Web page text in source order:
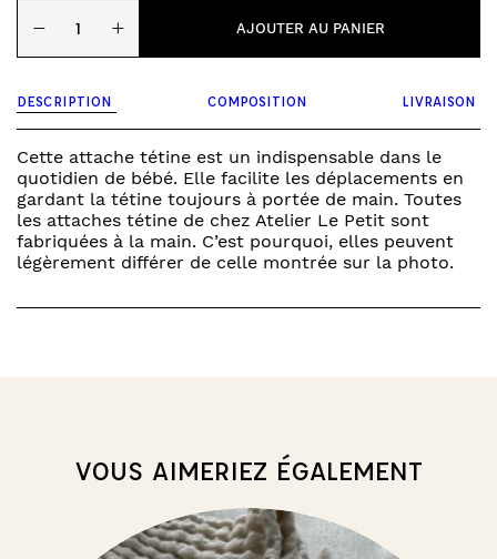
de
-
Mael
− + AJOUTER AU PANIER
DESCRIPTION COMPOSITION LIVRAISON
Cette attache tétine est un indispensable dans le
quotidien de bébé. Elle facilite les déplacements en
gardant la tétine toujours à portée de main. Toutes
les attaches tétine de chez Atelier Le Petit sont
fabriquées à la main. C’est pourquoi, elles peuvent
légèrement différer de celle montrée sur la photo.
VOUS AIMERIEZ ÉGALEMENT